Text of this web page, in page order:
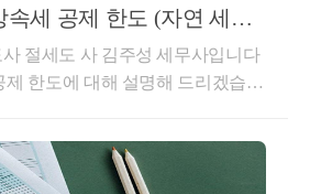
속세 공제 한도 (자연 세무
절세도 사 김주성 세무사입니다
한도에 대해 설명해 드리겠습니
산에 합산된 사전증여까지 상속 공
기 위해서 상속 공제 한도가 존재